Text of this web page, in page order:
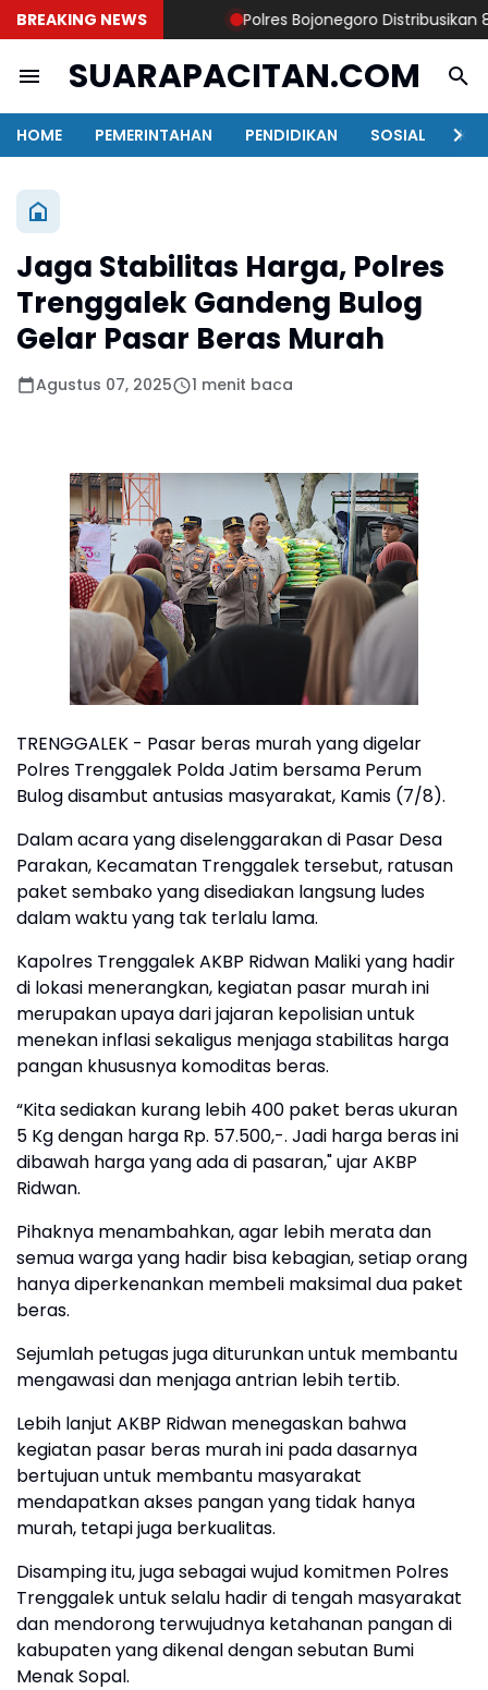
BREAKING NEWS Polres Bojonegoro Distribusikan
SUARAPACITAN.COM
HOME PEMERINTAHAN PENDIDIKAN SOSIAL
Jaga Stabilitas Harga, Polres
Trenggalek Gandeng Bulog
Gelar Pasar Beras Murah
Agustus 07, 2025 1 menit baca
TRENGGALEK - Pasar beras murah yang digelar
Polres Trenggalek Polda Jatim bersama Perum
Bulog disambut antusias masyarakat, Kamis (7/8).
Dalam acara yang diselenggarakan di Pasar Desa
Parakan, Kecamatan Trenggalek tersebut, ratusan
paket sembako yang disediakan langsung ludes
dalam waktu yang tak terlalu lama.
Kapolres Trenggalek AKBP Ridwan Maliki yang hadir
di lokasi menerangkan, kegiatan pasar murah ini
merupakan upaya dari jajaran kepolisian untuk
menekan inflasi sekaligus menjaga stabilitas harga
pangan khususnya komoditas beras.
“Kita sediakan kurang lebih 400 paket beras ukuran
5 Kg dengan harga Rp. 57.500,-. Jadi harga beras ini
dibawah harga yang ada di pasaran," ujar AKBP
Ridwan.
Pihaknya menambahkan, agar lebih merata dan
semua warga yang hadir bisa kebagian, setiap orang
hanya diperkenankan membeli maksimal dua paket
beras.
Sejumlah petugas juga diturunkan untuk membantu
mengawasi dan menjaga antrian lebih tertib.
Lebih lanjut AKBP Ridwan menegaskan bahwa
kegiatan pasar beras murah ini pada dasarnya
bertujuan untuk membantu masyarakat
mendapatkan akses pangan yang tidak hanya
murah, tetapi juga berkualitas.
Disamping itu, juga sebagai wujud komitmen Polres
Trenggalek untuk selalu hadir di tengah masyarakat
dan mendorong terwujudnya ketahanan pangan di
kabupaten yang dikenal dengan sebutan Bumi
Menak Sopal.